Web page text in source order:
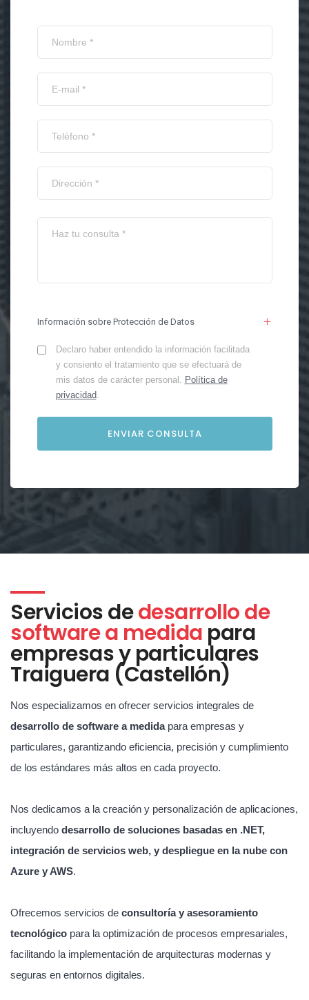
Información sobre Protección de Datos
Declaro haber entendido la información facilitada
y consiento el tratamiento que se efectuará de
mis datos de carácter personal. Política de
privacidad.
Servicios dedesarrollo de
software a medida para
empresas y particulares
Traiguera (Castellón)
Nos especializamos en ofrecer servicios integrales de
desarrollo de software a medidapara empresas y
particulares, garantizando eficiencia, precisión y cumplimiento
de los estándares más altos en cada proyecto.
Nos dedicamos a la creación y personalización de aplicaciones,
incluyendo desarrollo de soluciones basadas en .NET,
integración de servicios web, y despliegue en la nube con
Azure y AWS.
Ofrecemos servicios de consultoría y asesoramiento
tecnológico para la optimización de procesos empresariales,
facilitando la implementación de arquitecturas modernas y
seguras en entornos digitales.